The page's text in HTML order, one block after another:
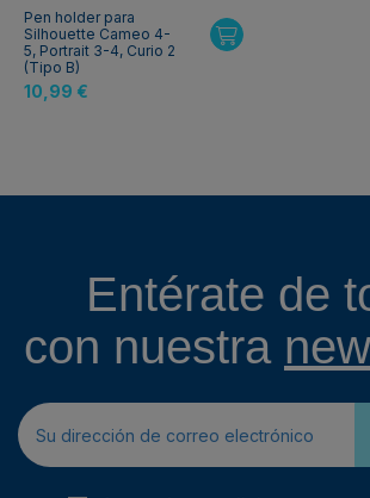
Pen holder para
Silhouette Cameo 4-
5, Portrait 3-4, Curio 2
(Tipo B)
10,99 €
Entérate de
con nuestra